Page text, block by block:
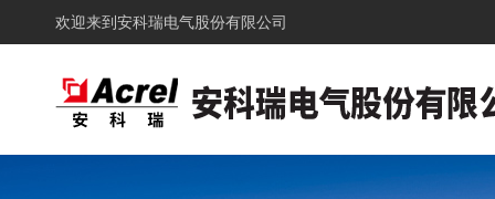
欢迎来到 安科瑞电气股份有限公司